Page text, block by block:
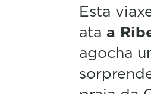
Esta
ata a
agocha